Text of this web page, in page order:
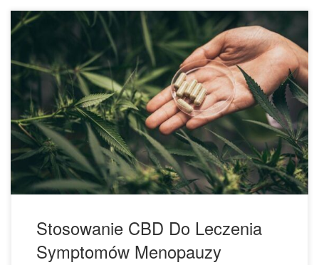
Czy CBD jest możliwą opcją leczenia objawów menopauzy?
Nadal potrzeba wielu badań, aby udowodnić skuteczność
konopi indyjskich, ale jest to obiecujące w przypadku wielu
schorzeń, w tym menopauzy. Niezależnie od tego, czy
marihuana jest „cudownym lekiem”, jak twierdzą niektórzy,
ludzie na całym świecie doświadczyli zdumiewającej mocy
leczniczej marihuany i leczniczej siły jej związków. W
rzeczywistości medyczną marihuanę przepisano osobom
cierpiącym […]
Stosowanie CBD Do Leczenia
Symptomów Menopauzy